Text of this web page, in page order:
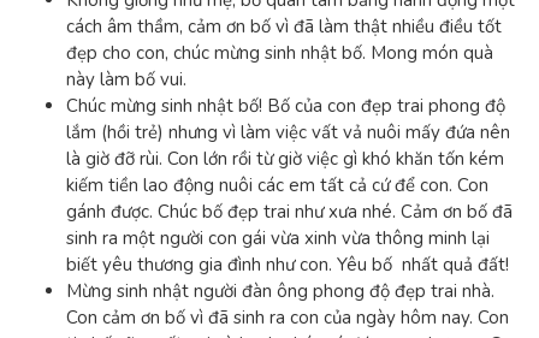
cách âm thầm, cảm ơn bố vì đã làm thật nhiều điều tốt
đẹp cho con, chúc mừng sinh nhật bố. Mong món quà
này làm bố vui.
Chúc mừng sinh nhật bố! Bố của con đẹp trai phong độ
lắm (hồi trẻ) nhưng vì làm việc vất vả nuôi mấy đứa nên
là giờ đỡ rùi. Con lớn rồi từ giờ việc gì khó khăn tốn kém
kiếm tiền lao động nuôi các em tất cả cứ để con. Con
gánh được. Chúc bố đẹp trai như xưa nhé. Cảm ơn bố đã
sinh ra một người con gái vừa xinh vừa thông minh lại
biết yêu thương gia đình như con. Yêu bố nhất quả đất!
Mừng sinh nhật người đàn ông phong độ đẹp trai nhà.
Con cảm ơn bố vì đã sinh ra con của ngày hôm nay. Con